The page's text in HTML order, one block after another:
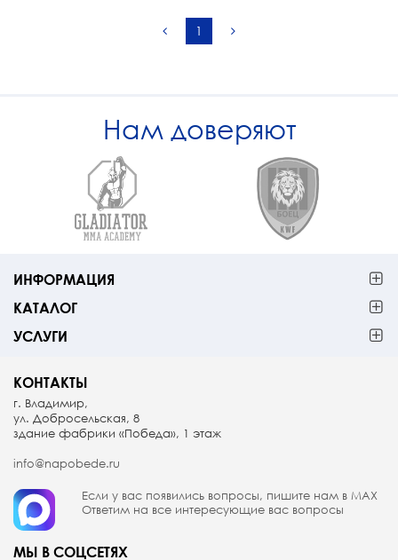
1
Нам доверяют
ИНФОРМАЦИЯ
КАТАЛОГ
УСЛУГИ
КОНТАКТЫ
г. Владимир,
ул. Добросельская, 8
здание фабрики «Победа», 1 этаж
info@napobede.ru
Если у вас появились вопросы, пишите нам в МАX
Ответим на все интересующие вас вопросы
МЫ В СОЦСЕТЯХ